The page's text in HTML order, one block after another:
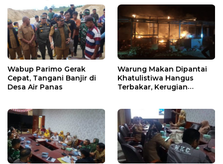
Wabup Parimo Gerak
Cepat, Tangani Banjir di
Desa Air Panas
Warung Makan Dipantai
Khatulistiwa Hangus
Terbakar, Kerugian